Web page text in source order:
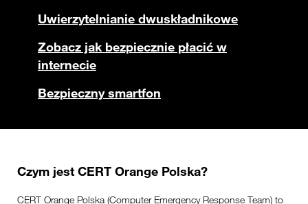
Uwierzytelnianie dwuskładnikowe
Zobacz jak bezpiecznie płacić w
internecie
Bezpieczny smartfon
Czym jest CERT Orange Polska?
CERT Orange Polska (Computer Emergency Response Team) to